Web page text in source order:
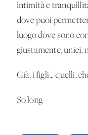
intimità e
dove puoi
luogo dove sono
giustamente, unici,
Già, i figli… quelli,
So long